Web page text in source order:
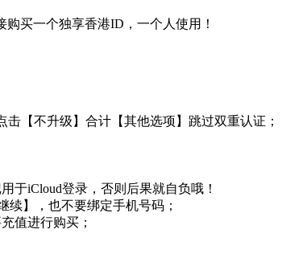
买一个独享香港ID，一个人使用！
不升级】合计【其他选项】跳过双重认证；
于iCloud登录，否则后果就自负哦！
】，也不要绑定手机号码；
值进行购买；